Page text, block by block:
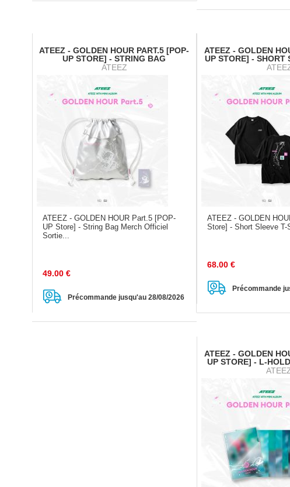
ATEEZ - GOLDEN HOUR PART.5 [POP-
UP STORE] - STRING BAG
ATEEZ
ATEEZ - GOLDEN HOUR Part.5 [POP-
UP Store] - String Bag Merch Officiel
Sortie...
49.00 €
Précommande jusqu'au 28/08/2026
ATEEZ - GOLDEN
UP STORE] - SHORT
ATEEZ - GOLDEN
Store] - Short Sleeve T-
68.00 €
Précommande
ATEEZ - GOLDEN
UP STORE] - L-